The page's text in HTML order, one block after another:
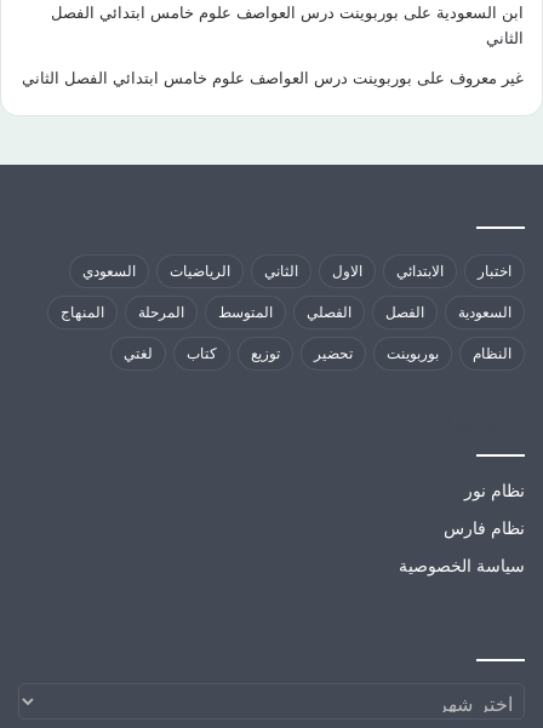
ابن السعودية على بوربوينت درس العواصف علوم خامس ابتدائي الفصل
الثاني
غير معروف على بوربوينت درس العواصف علوم خامس ابتدائي الفصل الثاني
اختبار الابتدائي الاول الثاني الرياضيات السعودي
السعودية الفصل الفصلي المتوسط المرحلة المنهاج
النظام بوربوينت تحضير توزيع كتاب لغتي
نظام نور
نظام فارس
سياسة الخصوصية
الارشيف